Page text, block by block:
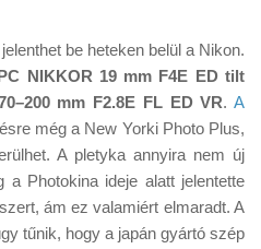
be heteken belül a Nikon.
NIKKOR 19 mm F4E ED tilt
mm F2.8E FL ED VR.A
még a New Yorki Photo Plus,
A pletyka annyira nem új
a Photokina ideje alatt jelentette
ám ez valamiért elmaradt. A
tűnik, hogy a japán gyártó szép